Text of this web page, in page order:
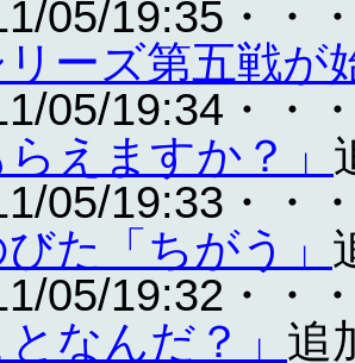
05/19:35・・
リーズ第五戦が
05/19:34・・
えますか？」
05/19:33・・
た「ちがう」
05/19:32・・
なんだ？」 追